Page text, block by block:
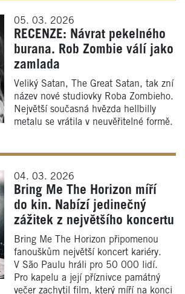
05. 03. 2026
RECENZE: Návrat pekelného
burana. Rob Zombie válí jako
zamlada
Veliký Satan, The Great Satan, tak zní
název nové studiovky Roba Zombieho.
Největší současná hvězda hellbilly
metalu se vrátila v neuvěřitelné formě.
04. 03. 2026
Bring Me The Horizon míří
do kin. Nabízí jedinečný
zážitek z největšího koncertu
Bring Me The Horizon připomenou
fanouškům největší koncert kariéry.
V São Paulu hráli pro 50 000 lidí.
Pro kapelu a její příznivce památný
večer zachytil film, který míří na konci